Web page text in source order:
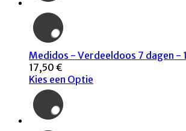
Medidos - Verdeeldoos 7 dagen -
17,50 €
Kies een Optie